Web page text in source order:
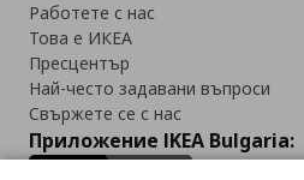
Работете с нас
Това е ИКЕА
Пресцентър
Най-често задавани въпроси
Свържете се с нас
Приложение IKEA Bulgaria: